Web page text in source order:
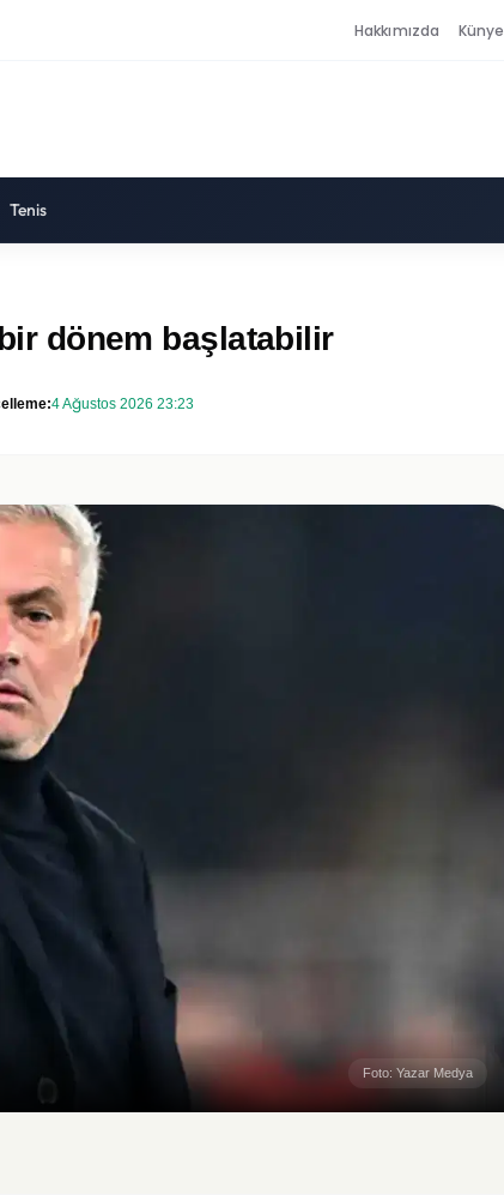
Hakkımızda Künye
Tenis
dönem başlatabilir
4 Ağustos 2026 23:23
Foto: Yazar Medya